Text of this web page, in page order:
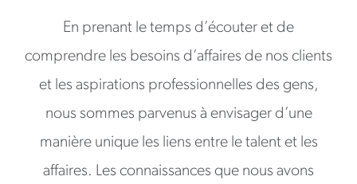
En prenant le temps d’écouter et de
comprendre les besoins d’affaires de nos clients
et les aspirations professionnelles des gens,
nous sommes parvenus à envisager d’une
manière unique les liens entre le talent et les
affaires. Les connaissances que nous avons